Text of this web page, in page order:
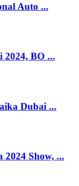
Auto ...
2024, BO ...
Dubai ...
2024 Show, ...